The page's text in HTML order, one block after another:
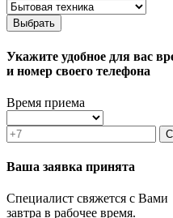
Выбрать
Укажите удобное для вас
и номер своего телефона
Время приема
Ваша заявка принята
Специалист свяжется с Вами
завтра в рабочее время.